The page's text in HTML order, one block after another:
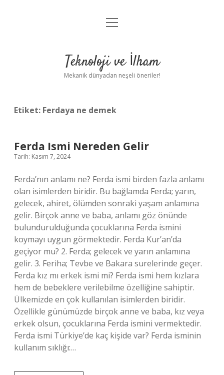
Anasayfa
Yasal Uyarı
menüyü
Teknoloji ve İlham
Mekanik dünyadan neşeli öneriler!
Etiket: Ferdaya ne demek
Ferda Ismi Nereden Gelir
Tarih: Kasım 7, 2024
Ferda’nın anlamı ne? Ferda ismi birden fazla anlamı
olan isimlerden biridir. Bu bağlamda Ferda; yarın,
gelecek, ahiret, ölümden sonraki yaşam anlamına
gelir. Birçok anne ve baba, anlamı göz önünde
bulundurulduğunda çocuklarına Ferda ismini
koymayı uygun görmektedir. Ferda Kur’an’da
geçiyor mu? 2. Ferda; gelecek ve yarın anlamına
gelir. 3. Feriha; Tevbe ve Bakara surelerinde geçer.
Ferda kız mı erkek ismi mi? Ferda ismi hem kızlara
hem de bebeklere verilebilme özelliğine sahiptir.
Ülkemizde en çok kullanılan isimlerden biridir.
Özellikle günümüzde birçok anne ve baba, kız veya
erkek olsun, çocuklarına Ferda ismini vermektedir.
Ferda ismi Türkiye’de kaç kişide var? Ferda isminin
kullanım sıklığı:…